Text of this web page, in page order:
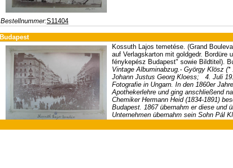
Bestellnummer:S11404
Budapest
Kossuth Lajos temetése. (Grand
auf Verlagskarton mit goldgedr. Bordüre
fénykepész Budapest" sowie Bildtitel).
Vintage Albuminabzug.- György Klösz
Johann Justus Georg Kloess; 4. Juli
Fotografie in Ungarn. In den 1860er
Apothekerlehre und ging anschließend
Chemiker Hermann Heid (1834-1891)
Budapest. 1867 übernahm er diese und
Unternehmen übernahm sein Sohn Pál
ließ den Leichnam feierlich nach Budapest überführen, wo er unter